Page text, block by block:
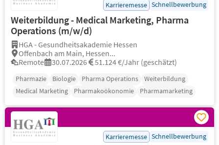
Karrieremesse Schnellbewerbung
Weiterbildung - Medical Marketing, Pharma
Operations (m/w/d)
HGA - Gesundheitsakademie Hessen
Offenbach am Main, Hessen...
Remote
30.07.2026 51.124 €/Jahr (geschätzt)
Pharmazie Biologie Pharma Operations
Weiterbildung
Medical Marketing
Pharmakoökonomie Pharmamarketing
Karrieremesse Schnellbewerbung